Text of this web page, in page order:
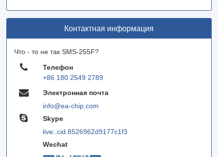
Контактная информация
Что - то не так SMS-255F?
Телефон
+86 180 2549 2789
Электронная почта
info@ea-chip.com
Skype
live:.cid.8526962d9177c1f3
Wechat